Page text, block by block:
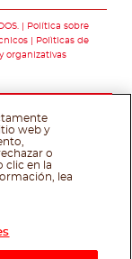
Política sobre
Polìticas de
organizativas
web y
o
clic en la
lea